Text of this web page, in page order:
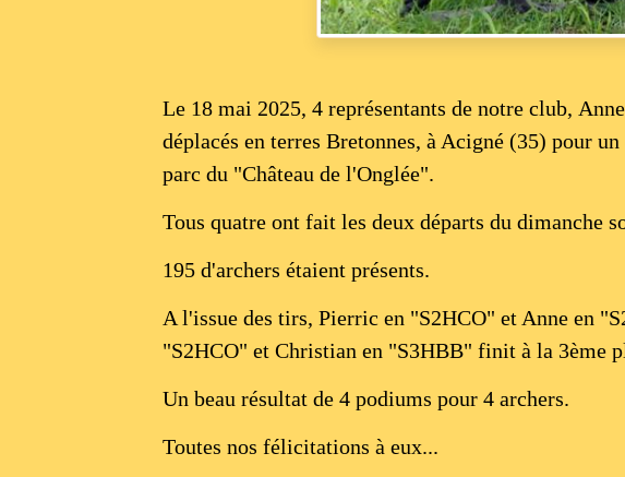
Le 18 mai 2025, 4 représentants de notre club,
déplacés en terres Bretonnes, à Acigné (35) pour
parc du "Château de l'Onglée".
Tous quatre ont fait les deux départs du dimanche
195 d'archers étaient présents.
A l'issue des tirs, Pierric en "S2HCO" et Anne en
"S2HCO" et Christian en "S3HBB" finit à la 3ème
Un beau résultat de 4 podiums pour 4 archers.
Toutes nos félicitations à eux...